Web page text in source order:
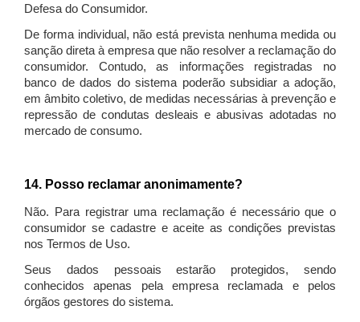
Defesa do Consumidor.
De forma individual, não está prevista nenhuma medida ou
sanção direta à empresa que não resolver a reclamação do
consumidor. Contudo, as informações registradas no
banco de dados do sistema poderão subsidiar a adoção,
em âmbito coletivo, de medidas necessárias à prevenção e
repressão de condutas desleais e abusivas adotadas no
mercado de consumo.
14. Posso reclamar anonimamente?
Não. Para registrar uma reclamação é necessário que o
consumidor se cadastre e aceite as condições previstas
nos Termos de Uso.
Seus dados pessoais estarão protegidos, sendo
conhecidos apenas pela empresa reclamada e pelos
órgãos gestores do sistema.